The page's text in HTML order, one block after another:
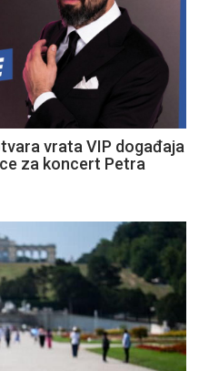
vrata VIP događaja
za koncert Petra